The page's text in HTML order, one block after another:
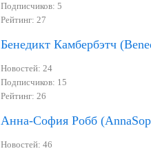
Подписчиков: 5
Рейтинг: 27
Бенедикт Камбербэтч
Новостей: 24
Подписчиков: 15
Рейтинг: 26
Анна-София Робб
Новостей: 46